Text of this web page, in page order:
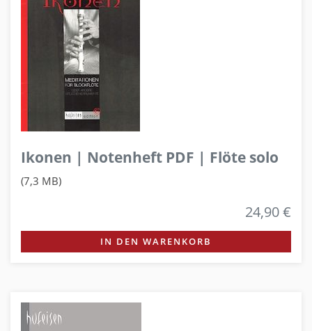
Ikonen | Notenheft PDF | Flöte solo
(7,3 MB)
24,90 €
IN DEN WARENKORB